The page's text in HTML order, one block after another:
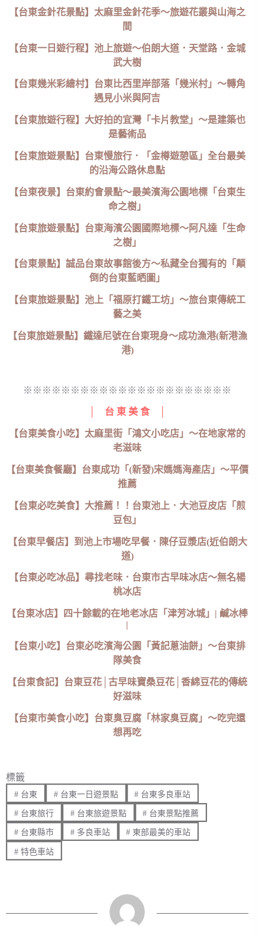
【台東金針花景點】太麻里金針花季～旅遊花叢與山海之
間
【台東一日遊行程】池上旅遊～伯朗大道．天堂路．金城
武大樹
【台東幾米彩繪村】台東比西里岸部落「幾米村」～轉角
遇見小米與阿吉
【台東旅遊行程】大好拍的宜灣「卡片教堂」～是建築也
是藝術品
【台東旅遊景點】台東慢旅行．「金樽遊憩區」全台最美
的沿海公路休息點
【台東夜景】台東約會景點～最美濱海公園地標「台東生
命之樹」
【台東旅遊景點】台東海濱公園國際地標～阿凡達「生命
之樹」
【台東景點】誠品台東故事館後方～私藏全台獨有的「顛
倒的台東藍晒圖」
【台東旅遊景點】池上「福原打鐵工坊」～旅台東傳統工
藝之美
【台東旅遊景點】鐵達尼號在台東現身～成功漁港(新港漁
港)
※※※※※※※※※※※※※※※※※※※※※※
│ 台 東 美 食 │
【台東美食小吃】太麻里街「鴻文小吃店」～在地家常的
老滋味
【台東美食餐廳】台東成功「(新發)宋媽媽海產店」～平價
推薦
【台東必吃美食】大推薦！！台東池上．大池豆皮店「煎
豆包」
【台東早餐店】到池上市場吃早餐．陳仔豆漿店(近伯朗大
道)
【台東必吃冰品】尋找老味．台東市古早味冰店～無名楊
桃冰店
【台東冰店】四十餘載的在地老冰店「津芳冰城」| 鹹冰棒
|
【台東小吃】台東必吃濱海公園「黃記蔥油餅」～台東排
隊美食
【台東食記】台東豆花│古早味寶桑豆花│香綿豆花的傳統
好滋味
【台東市美食小吃】台東臭豆腐「林家臭豆腐」～吃完還
想再吃
標籤
#台東 #台東一日遊景點 # 台東多良車站
#台東旅行 #台東旅遊景點 # 台東景點推薦
#台東縣市 #多良車站 # 東部最美的車站
#特色車站